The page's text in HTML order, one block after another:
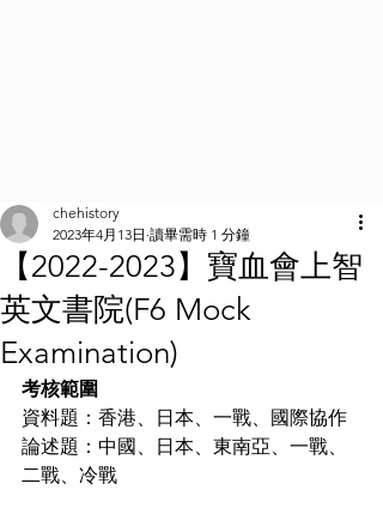
【2022-2023】寶血會上智
英文書院(F6 Mock
Examination)
chehistory
2023年4月13日 讀畢需時 1 分鐘
考核範圍
資料題：香港、日本、一戰、國際協作
論述題：中國、日本、東南亞、一戰、
二戰、冷戰